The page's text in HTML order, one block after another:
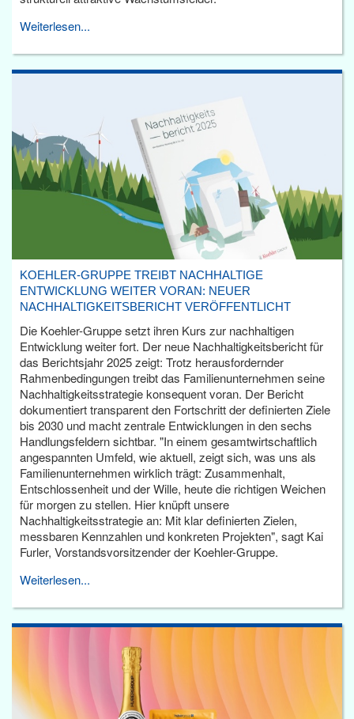
Weiterlesen...
KOEHLER-GRUPPE TREIBT NACHHALTIGE
ENTWICKLUNG WEITER VORAN: NEUER
NACHHALTIGKEITSBERICHT VERÖFFENTLICHT
Die Koehler-Gruppe setzt ihren Kurs zur nachhaltigen
Entwicklung weiter fort. Der neue Nachhaltigkeitsbericht für
das Berichtsjahr 2025 zeigt: Trotz herausfordernder
Rahmenbedingungen treibt das Familienunternehmen seine
Nachhaltigkeitsstrategie konsequent voran. Der Bericht
dokumentiert transparent den Fortschritt der definierten Ziele
bis 2030 und macht zentrale Entwicklungen in den sechs
Handlungsfeldern sichtbar. "In einem gesamtwirtschaftlich
angespannten Umfeld, wie aktuell, zeigt sich, was uns als
Familienunternehmen wirklich trägt: Zusammenhalt,
Entschlossenheit und der Wille, heute die richtigen Weichen
für morgen zu stellen. Hier knüpft unsere
Nachhaltigkeitsstrategie an: Mit klar definierten Zielen,
messbaren Kennzahlen und konkreten Projekten", sagt Kai
Furler, Vorstandsvorsitzender der Koehler-Gruppe.
Weiterlesen...